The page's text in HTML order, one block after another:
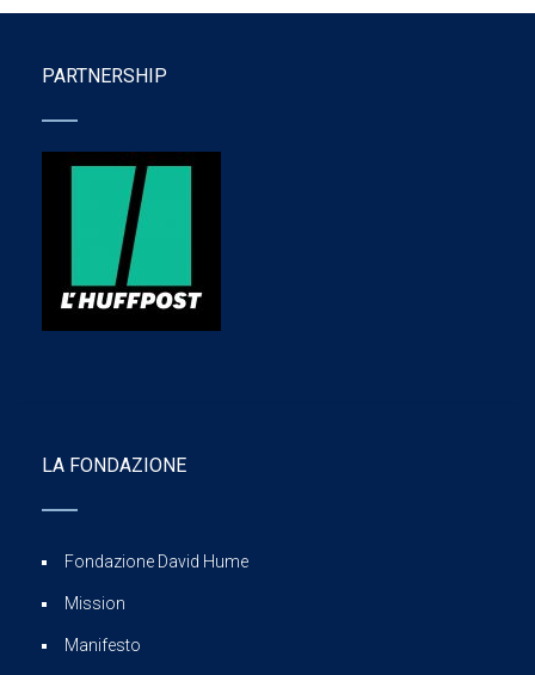
PARTNERSHIP
LA FONDAZIONE
Fondazione David Hume
Mission
Manifesto